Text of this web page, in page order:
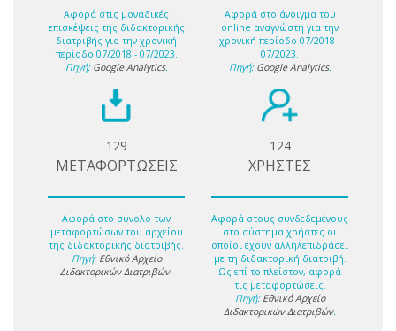
Αφορά στις μοναδικές
επισκέψεις της διδακτορικής
διατριβής για την χρονική
περίοδο 07/2018 - 07/2023.
Πηγή: Google Analytics.
Αφορά στο άνοιγμα του
online αναγνώστη για την
χρονική περίοδο 07/2018 -
07/2023.
Πηγή: Google Analytics.
129
ΜΕΤΑΦΟΡΤΩΣΕΙΣ
Αφορά στο σύνολο των
μεταφορτώσων του αρχείου
της διδακτορικής διατριβής.
Πηγή: Εθνικό Αρχείο
Διδακτορικών Διατριβών.
124
ΧΡΗΣΤΕΣ
Αφορά στους συνδεδεμένους
στο σύστημα χρήστες οι
οποίοι έχουν αλληλεπιδράσει
με τη διδακτορική διατριβή.
Ως επί το πλείστον, αφορά
τις μεταφορτώσεις.
Πηγή: Εθνικό Αρχείο
Διδακτορικών Διατριβών.